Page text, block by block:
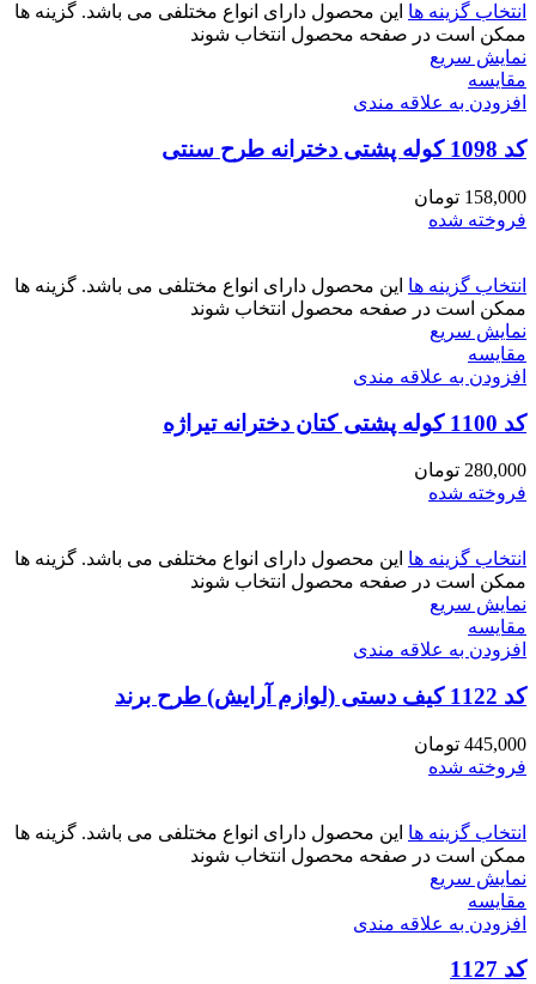
انتخاب گزینه ها این محصول دارای انواع مختلفی می باشد. گزینه ها
ممکن است در صفحه محصول انتخاب شوند
نمایش سریع
مقايسه
افزودن به علاقه مندی
کد 1098 کوله پشتی دخترانه طرح سنتی
158,000 تومان
فروخته شده
انتخاب گزینه ها این محصول دارای انواع مختلفی می باشد. گزینه ها
ممکن است در صفحه محصول انتخاب شوند
نمایش سریع
مقايسه
افزودن به علاقه مندی
کد 1100 کوله پشتی کتان دخترانه تیراژه
280,000 تومان
فروخته شده
انتخاب گزینه ها این محصول دارای انواع مختلفی می باشد. گزینه ها
ممکن است در صفحه محصول انتخاب شوند
نمایش سریع
مقايسه
افزودن به علاقه مندی
کد 1122 کیف دستی (لوازم آرایش) طرح برند
445,000 تومان
فروخته شده
انتخاب گزینه ها این محصول دارای انواع مختلفی می باشد. گزینه ها
ممکن است در صفحه محصول انتخاب شوند
نمایش سریع
مقايسه
افزودن به علاقه مندی
کد 1127